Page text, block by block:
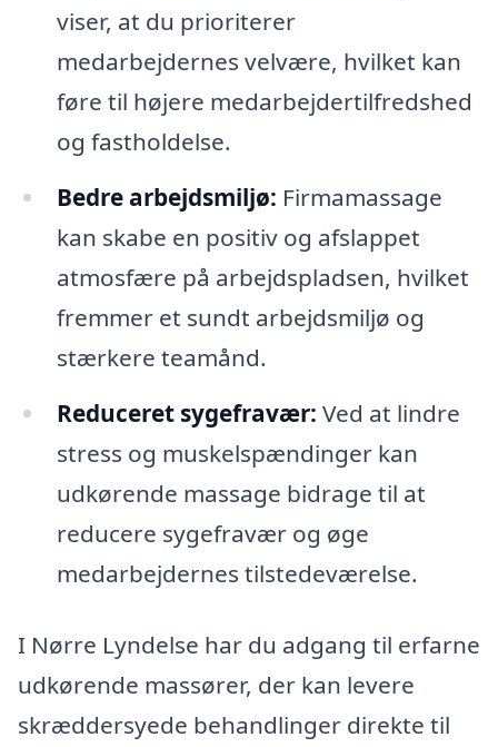
viser, at du prioriterer
medarbejdernes velvære, hvilket kan
føre til højere medarbejdertilfredshed
og fastholdelse.
Bedre arbejdsmiljø: Firmamassage
kan skabe en positiv og afslappet
atmosfære på arbejdspladsen, hvilket
fremmer et sundt arbejdsmiljø og
stærkere teamånd.
Reduceret sygefravær: Ved at lindre
stress og muskelspændinger kan
udkørende massage bidrage til at
reducere sygefravær og øge
medarbejdernes tilstedeværelse.
I Nørre Lyndelse har du adgang til erfarne
udkørende massører, der kan levere
skræddersyede behandlinger direkte til